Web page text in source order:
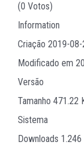
(0 Votos)
Information
Criação 2019-08-
Modificado em
Versão
Tamanho 471.22
Sistema
Downloads 1.246